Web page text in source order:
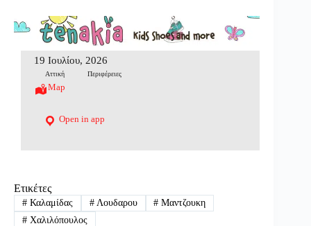
19 Ιουλίου, 2026
Αττική Περιφέρειες
Map
Open in app
Ετικέτες
#Καλαμίδας #Λουδαρου # Μαντζουκη
#Χαλιλόπουλος